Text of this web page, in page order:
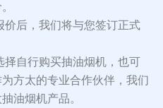
价后，我们将与您签订正式
择自行购买抽油烟机，也可
方太的专业合作伙伴，我们
油烟机产品。